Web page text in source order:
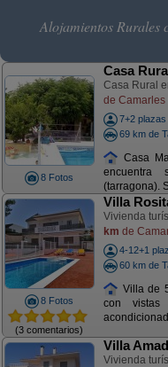
Alojamientos Rurales
8 Fotos
Casa
Casa Rural
de Camarles
7+2 plazas
69 km de
Casa
encuentra
(tarragona).
8 Fotos
(3 comentarios)
Villa
Vivienda
km de
4-12+1
60 km de
Villa de
con
Villa
Vivienda